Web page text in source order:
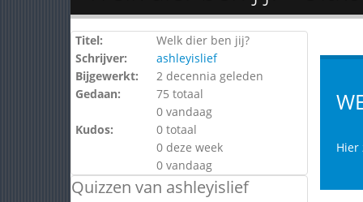
Titel:
Welk dier ben jij?
Schrijver:
ashleyislief
Bijgewerkt:
2 decennia geleden
Gedaan:
75 totaal
0 vandaag
Kudos:
0 totaal
0 deze week
0 vandaag
Quizzen van ashleyislief
Hier